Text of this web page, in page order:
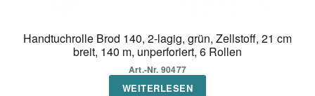
Handtuchrolle Brod 140, 2-lagig, grün, Zellstoff, 21 cm
breit, 140 m, unperforiert, 6 Rollen
Art.-Nr. 90477
WEITERLESEN